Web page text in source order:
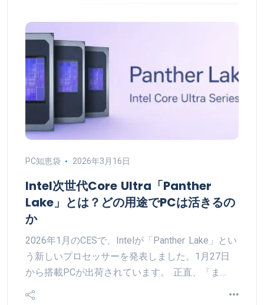
PC知恵袋 2026年3月16日
Intel次世代Core Ultra「Panther
Lake」とは？どの用途でPCは活きるの
か
2026年1月のCESで、Intelが「Panther Lake」とい
う新しいプロセッサーを発表しました。1月27日
から搭載PCが出荷されています。 正直、「ま…